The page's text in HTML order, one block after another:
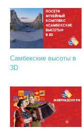
Самбекские высоты в
3D